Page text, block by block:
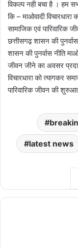
विकल्प नही बचा है । हम
कि – माओवादी
सामाजिक एवं पारिवारिक
छत्तीसगढ़ शासन की
शासन की पुनर्वास नीति
जीवन जीने का अवसर
विचारधारा को त्यागकर
पारिवारिक जीवन की
latest news